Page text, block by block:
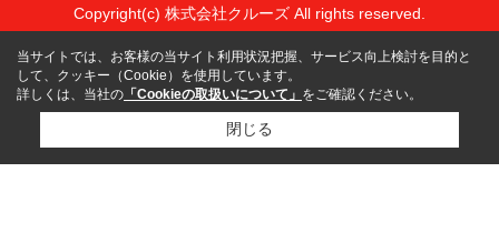
Copyright(c) 株式会社クルーズ All rights reserved.
当サイトでは、お客様の当サイト利用状況把握、サービス向上検討を目的と
して、クッキー（Cookie）を使用しています。
詳しくは、当社の 「Cookieの取扱いについて」 をご確認ください。
閉じる